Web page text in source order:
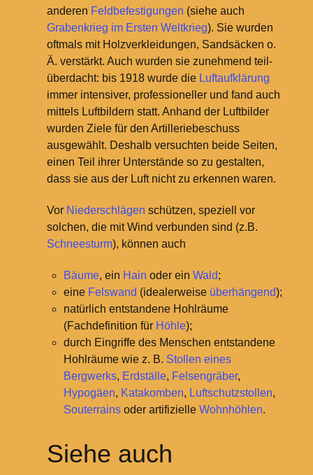
anderen Feldbefestigungen (siehe auch
Grabenkrieg im Ersten Weltkrieg). Sie wurden
oftmals mit Holzverkleidungen, Sandsäcken o.
Ä. verstärkt. Auch wurden sie zunehmend teil-
überdacht: bis 1918 wurde die Luftaufklärung
immer intensiver, professioneller und fand auch
mittels Luftbildern statt. Anhand der Luftbilder
wurden Ziele für den Artilleriebeschuss
ausgewählt. Deshalb versuchten beide Seiten,
einen Teil ihrer Unterstände so zu gestalten,
dass sie aus der Luft nicht zu erkennen waren.
Vor Niederschlägen schützen, speziell vor
solchen, die mit Wind verbunden sind (z.B.
Schneesturm), können auch
Bäume, ein Hain oder ein Wald;
eine Felswand (idealerweise überhängend);
natürlich entstandene Hohlräume
(Fachdefinition für Höhle);
durch Eingriffe des Menschen entstandene
Hohlräume wie z. B. Stollen eines
Bergwerks, Erdställe, Felsengräber,
Hypogäen, Katakomben, Luftschutzstollen,
Souterrainsoder artifizielle Wohnhöhlen.
Siehe auch